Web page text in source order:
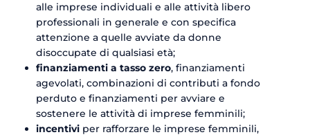
alle imprese individuali e alle attività libero
professionali in generale e con specifica
attenzione a quelle avviate da donne
disoccupate di qualsiasi età;
finanziamenti a tasso zero, finanziamenti
agevolati, combinazioni di contributi a fondo
perduto e finanziamenti per avviare e
sostenere le attività di imprese femminili;
incentivi per rafforzare le imprese femminili,